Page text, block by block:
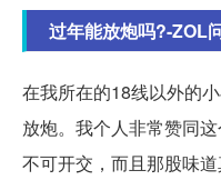
过年能放炮吗?-ZOL
在我所在的18线以外的
放炮。我个人非常赞同
不可开交，而且那股味